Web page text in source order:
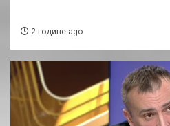
2 године ago